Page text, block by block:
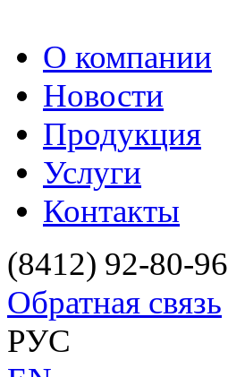
О компании
Новости
Продукция
Услуги
Контакты
(8412) 92-80-96
Обратная связь
РУС